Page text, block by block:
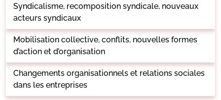
Syndicalisme, recomposition syndicale, nouveaux
acteurs syndicaux
Mobilisation collective, conflits, nouvelles formes
d’action et d’organisation
Changements organisationnels et relations sociales
dans les entreprises